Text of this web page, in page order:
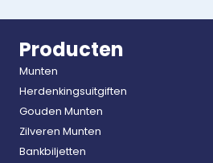
Producten
Munten
Herdenkingsuitgiften
Gouden Munten
Zilveren Munten
Bankbiljetten